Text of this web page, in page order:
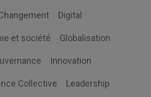
Digital
et société Globalisation
Innovation
Collective Leadership